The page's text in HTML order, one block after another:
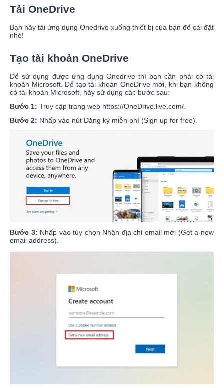
Tải OneDrive
Bạn hãy tải ứng dụng Onedrive xuống thiết bị của bạn để cài đặt
nhé!
Tạo tài khoản OneDrive
Để sử dụng được ứng dụng Onedrive thì bạn cần phải có tài
khoản Microsoft. Để tạo tài khoản OneDrive mới, khi bạn không
có tài khoản Microsoft, hãy sử dụng các bước sau:
Bước 1: Truy cập trang web https://OneDrive.live.com/.
Bước 2: Nhấp vào nút Đăng ký miễn phí (Sign up for free).
Bước 3: Nhấp vào tùy chọn Nhận địa chỉ email mới (Get a new
email address).